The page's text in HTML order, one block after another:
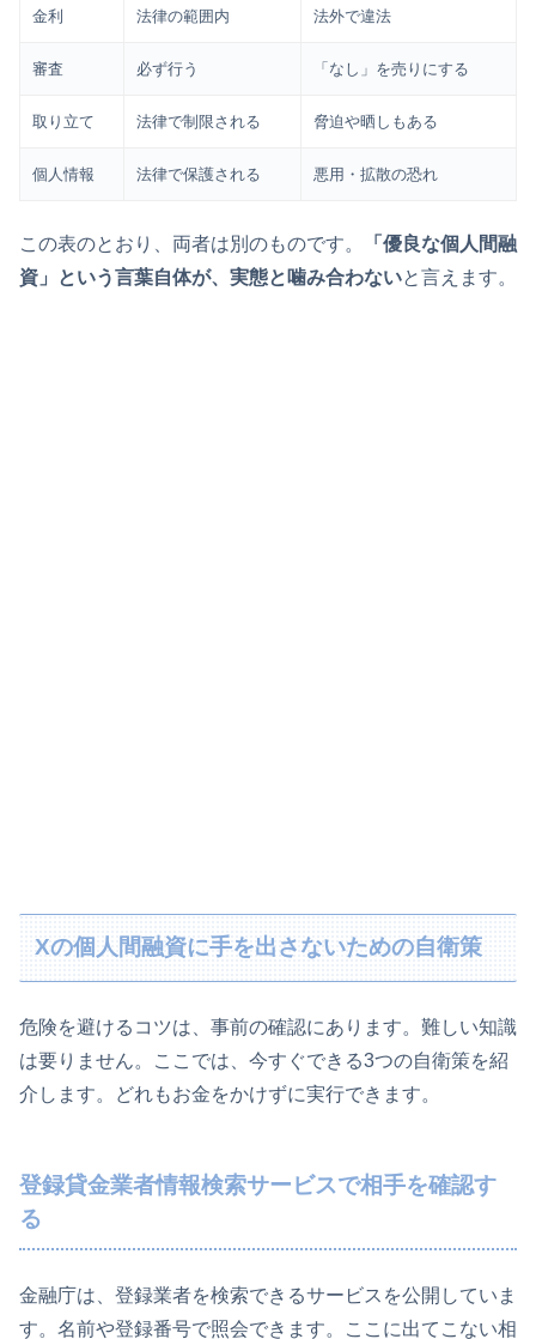
金利 法律の範囲内 法外で違法
審査 必ず行う 「なし」を売りにする
取り立て 法律で制限される 脅迫や晒しもある
個人情報 法律で保護される 悪用・拡散の恐れ
この表のとおり、両者は別のものです。
「優良な個人間融
資」という言葉自体が、実態と噛み合わないと言えます。
Xの個人間融資に手を出さないための自衛策
危険を避けるコツは、事前の確認にあります。難しい知識
は要りません。ここでは、今すぐできる3つの自衛策を紹
介します。どれもお金をかけずに実行できます。
登録貸金業者情報検索サービスで相手を確認す
る
金融庁は、登録業者を検索できるサービスを公開していま
す。名前や登録番号で照会できます。ここに出てこない相